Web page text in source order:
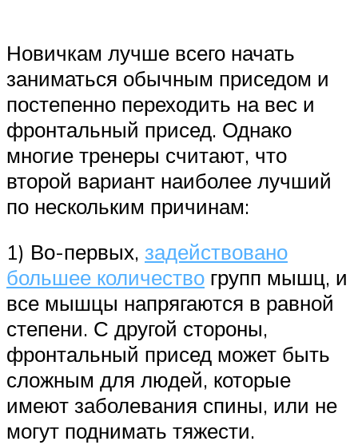
Новичкам лучше всего начать
заниматься обычным приседом и
постепенно переходить на вес и
фронтальный присед. Однако
многие тренеры считают, что
второй вариант наиболее лучший
по нескольким причинам:
1) Во-первых, задействовано
большее количество групп мышц, и
все мышцы напрягаются в равной
степени. С другой стороны,
фронтальный присед может быть
сложным для людей, которые
имеют заболевания спины, или не
могут поднимать тяжести.